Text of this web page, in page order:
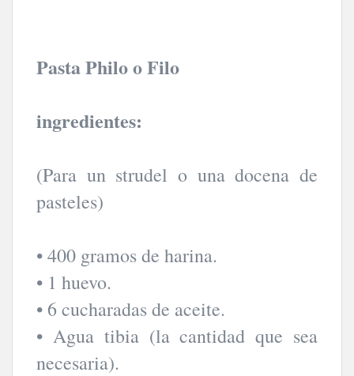
Pasta Philo o Filo
ingredientes:
(Para un strudel o una docena de
pasteles)
• 400 gramos de harina.
• 1 huevo.
• 6 cucharadas de aceite.
• Agua tibia (la cantidad que sea
necesaria).